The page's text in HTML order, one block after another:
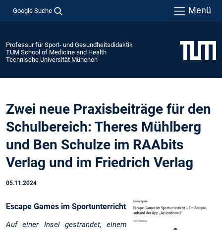
Google Suche Menü
Professur für Sport- und Gesundheitsdidaktik
TUM School of Medicine and Health
Technische Universität München
Zwei neue Praxisbeiträge für den
Schulbereich: Theres Mühlberg
und Ben Schulze im RAAbits
Verlag und im Friedrich Verlag
05.11.2024
Escape Games im Sportunterricht
Auf einer Insel gestrandet, einem